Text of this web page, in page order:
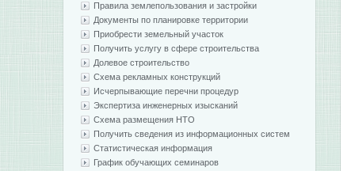
Правила землепользования и застройки
Документы по планировке территории
Приобрести земельный участок
Получить услугу в сфере строительства
Долевое строительство
Схема рекламных конструкций
Исчерпывающие перечни процедур
Экспертиза инженерных изысканий
Схема размещения НТО
Получить сведения из информационных систем
Статистическая информация
График обучающих семинаров